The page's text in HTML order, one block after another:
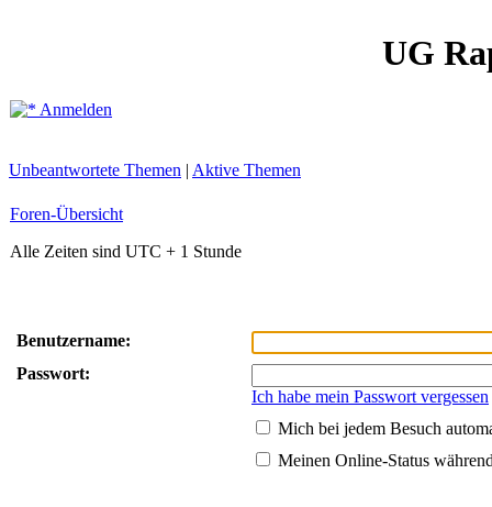
UG
Anmelden
Unbeantwortete Themen | Aktive Themen
Foren-Übersicht
Alle Zeiten sind UTC + 1 Stunde
Benutzername:
Passwort:
Ich habe mein Passwort vergessen
Mich bei jedem Besuch
Meinen Online-Status